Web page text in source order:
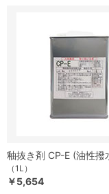
釉抜き剤 CP-E (油性撥
（1L）
￥5,654